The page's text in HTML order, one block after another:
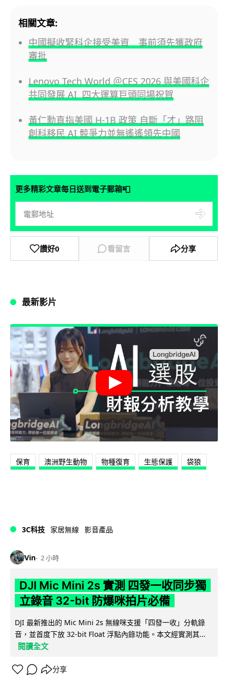
相關文章:
中國擬收緊科企接受美資 事前須先獲政府
審批
Lenovo Tech World ＠CES 2026 與美國科企
共同發展 AI 四大運算巨頭同場祝賀
黃仁勳直指美國 H-1B 政策 自斷「才」路阻
創科移民 AI 競爭力並無遙遙領先中國
更多精彩文章每日送到電子郵箱📮
讚好0 看留言 分享
最新影片
保育 澳洲野生動物 物種復育 生態保護 袋狼
3C科技 家居無線 影音產品
Vin 2 小時
DJI Mic Mini 2s 實測 四發一收同步獨
立錄音 32-bit 防爆咪拍片必備
DJI 最新推出的 Mic Mini 2s 無線咪支援「四發一收」分軌錄
音，並首度下放 32-bit Float 浮點內錄功能。本文經實測其...
閱讀全文
分享